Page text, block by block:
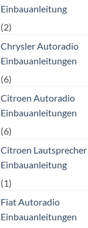
Einbauanleitung
(2)
Chrysler Autoradio
Einbauanleitungen
(6)
Citroen Autoradio
Einbauanleitungen
(6)
Citroen Lautsprecher
Einbauanleitung
(1)
Fiat Autoradio
Einbauanleitungen